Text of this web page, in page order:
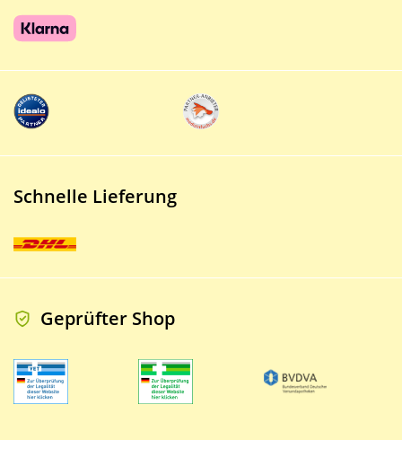
Schnelle Lieferung
Geprüfter Shop